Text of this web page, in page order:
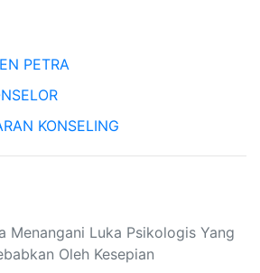
PETRA
KONSELING
Menangani Luka Psikologis Yang
Oleh Kesepian